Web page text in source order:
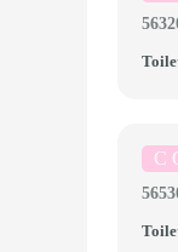
C